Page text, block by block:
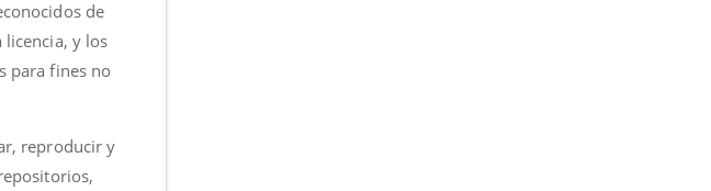
de
y los
para fines no
reproducir y